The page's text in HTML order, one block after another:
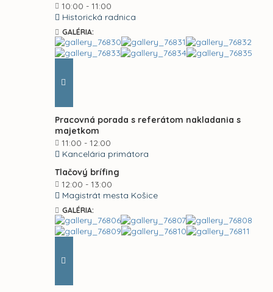
10:00 - 11:00
Historická radnica
GALÉRIA:
Pracovná porada s referátom nakladania s
majetkom
11:00 - 12:00
Kancelária primátora
Tlačový brífing
12:00 - 13:00
Magistrát mesta Košice
GALÉRIA: